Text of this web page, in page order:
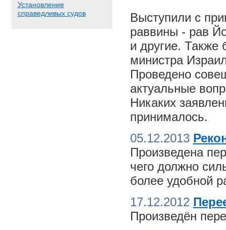
Установление
справедливых судов
Выступили с
раввины - рав
и другие. Также
министра
Проведено
актуальные
Никаких
принималось.
05.12.2013
Произведена
чего должно
более удобной
17.12.2012
Произведён